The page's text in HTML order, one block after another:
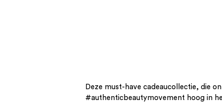
Deze must-have cadeaucollectie, die
#authenticbeautymovement hoog in